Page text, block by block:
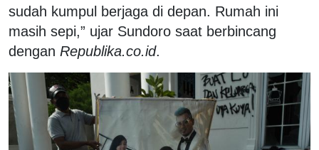
sudah kumpul berjaga di depan. Rumah ini
masih sepi,” ujar Sundoro saat berbincang
dengan Republika.co.id.